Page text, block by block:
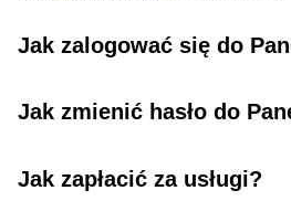
Jak zalogować się do
Jak zmienić hasło do
Jak zapłacić za usługi?